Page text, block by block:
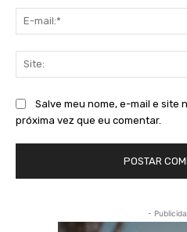
Salve meu nome, e-mail e site
próxima vez que eu comentar.
-